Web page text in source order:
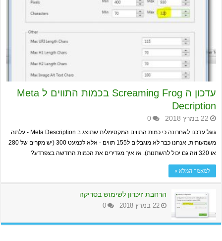
עדכון ה Screaming Frog בכמות התווים ל Meta
Decription
22 במרץ 2018 0
גוגל עדכנו לאחרונה כי כמות התווים המקסימלית שתוצג ב Meta Description - עלתה
משמעותית. אנחנו כבר לא מוגבלים ל155 תווים - אלא לכמעט 300 (יש מקרים של 280
או 320 וזה גם יכול להשתנות). אז איך מגדירים את הכמות החדשה בצפרדע?
למאמר המלא »
הרחבת זיכרון לשימוש בסריקה
22 במרץ 2018 0